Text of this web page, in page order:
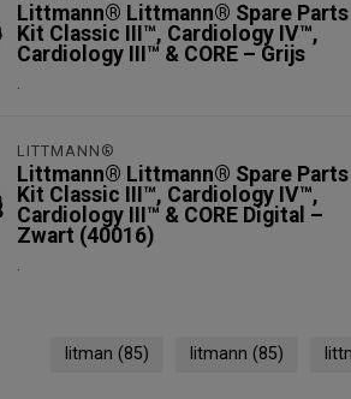
Littmann® Littmann® Spare Parts
Kit Classic III™, Cardiology IV™,
Cardiology III™ & CORE – Grijs
.
LITTMANN®
Littmann® Littmann® Spare Parts
Kit Classic III™, Cardiology IV™,
Cardiology III™ & CORE Digital –
Zwart (40016)
.
litman (85) litmann (85)